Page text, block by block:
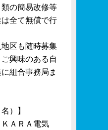
の簡易改修等
全て無償で行
区も随時募集
興味のある自
組合事務局ま
）】
ＡＲＡ電気